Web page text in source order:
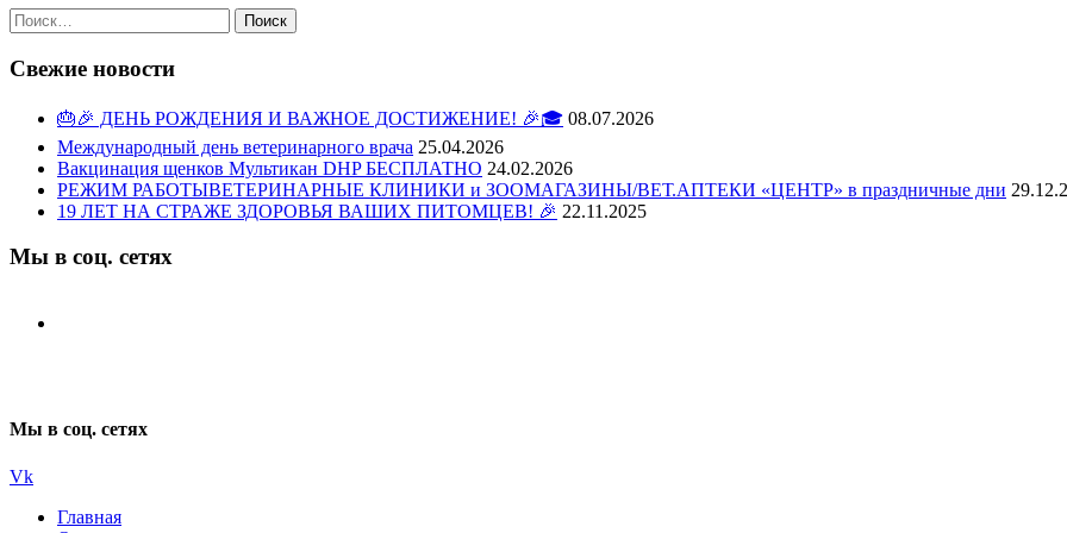
Найти:
Свежие новости
🎂🎉 ДЕНЬ РОЖДЕНИЯ И ВАЖНОЕ ДОСТИЖЕНИЕ! 🎉🎓 08.07.2026
Международный день ветеринарного врача 25.04.2026
Вакцинация щенков Мультикан DHP БЕСПЛАТНО 24.02.2026
РЕЖИМ РАБОТЫВЕТЕРИНАРНЫЕ КЛИНИКИ и ЗООМАГАЗИНЫ/ВЕТ.АПТЕКИ «ЦЕНТР» в праздничные дни
19 ЛЕТ НА СТРАЖЕ ЗДОРОВЬЯ ВАШИХ ПИТОМЦЕВ! 🎉 22.11.2025
Мы в соц. сетях
Мы в соц. сетях
Vk
Главная